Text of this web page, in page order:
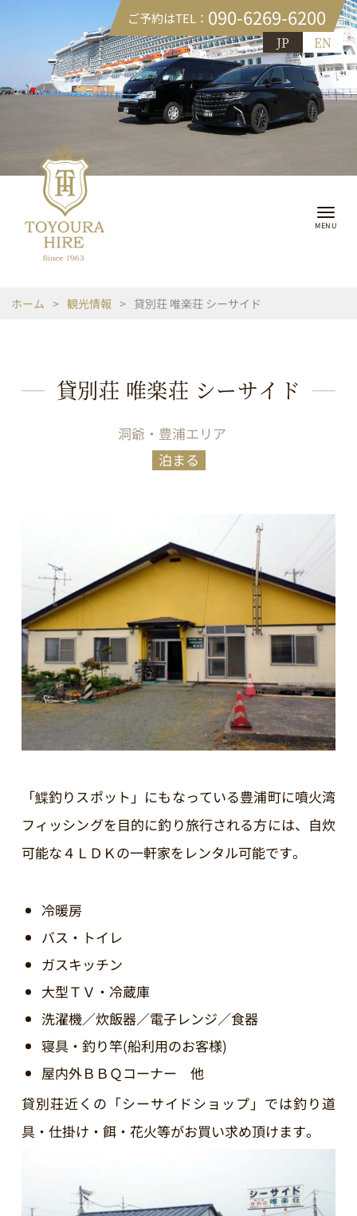
ご予約はTEL： 090-6269-6200
JP EN
ホーム > 観光情報 > 貸別荘 唯楽荘 シーサイド
貸別荘 唯楽荘 シーサイド
洞爺・豊浦エリア
泊まる
「鰈釣りスポット」にもなっている豊浦町に噴火湾
フィッシングを目的に釣り旅行される方には、自炊
可能な４ＬＤＫの一軒家をレンタル可能です。
冷暖房
バス・トイレ
ガスキッチン
大型ＴＶ・冷蔵庫
洗濯機／炊飯器／電子レンジ／食器
寝具・釣り竿(船利用のお客様)
屋内外ＢＢＱコーナー 他
貸別荘近くの「シーサイドショップ」では釣り道
具・仕掛け・餌・花火等がお買い求め頂けます。